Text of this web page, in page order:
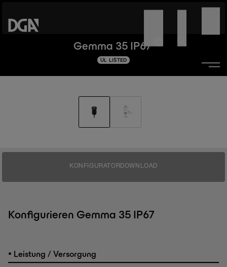
Gemma 35 IP67
UL LISTED
KONFIGURATORDOWNLOAD
Konfigurieren Gemma 35 IP67
• Leistung / Versorgung